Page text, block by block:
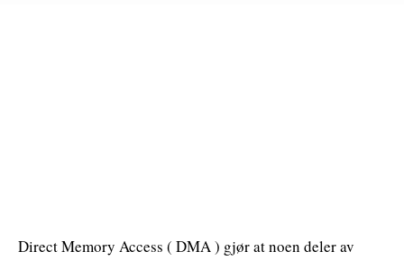
Direct Memory Access ( DMA ) gjør at noen deler av